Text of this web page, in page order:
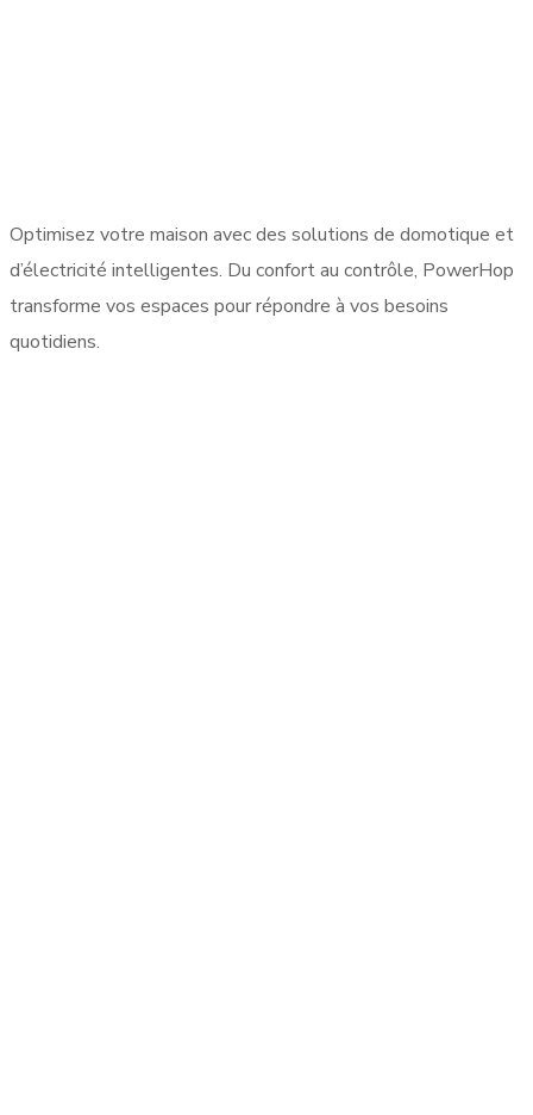
Optimisez votre maison avec des solutions de domotique et
d’électricité intelligentes. Du confort au contrôle, PowerHop
transforme vos espaces pour répondre à vos besoins
quotidiens.